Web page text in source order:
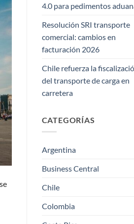
4.0 para pedimentos
Resolución SRI transporte
comercial: cambios en
facturación 2026
Chile refuerza la
del transporte de carga en
carretera
CATEGORÍAS
Argentina
Business Central
Chile
Colombia